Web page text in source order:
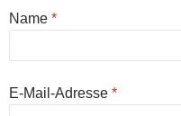
Name *
E-Mail-Adresse *